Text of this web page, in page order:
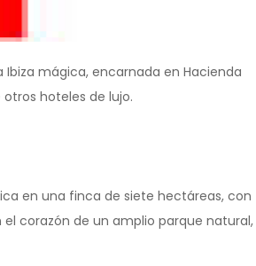
mágica, encarnada en Hacienda
hoteles de lujo.
en una finca de siete hectáreas, con
corazón de un amplio parque natural,